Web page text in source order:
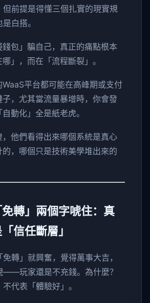
但前提是得懂三個扎實的現實規
白搭。
錢包」騙自己，真正的痛點根本
」，而在「流程斷裂」。
平台都可能在高峰期或支付
子，尤其當流量暴增時，你會發
動化」全是紙老虎。
，他們看得出來哪個系統是真心
，哪個只是技術美學堆出來的
轉」兩個字唬住：真
信任斷層」
轉」就興奮，覺得萬事大吉，
——玩家還是不充錢。為什麼？
代表「體驗好」。